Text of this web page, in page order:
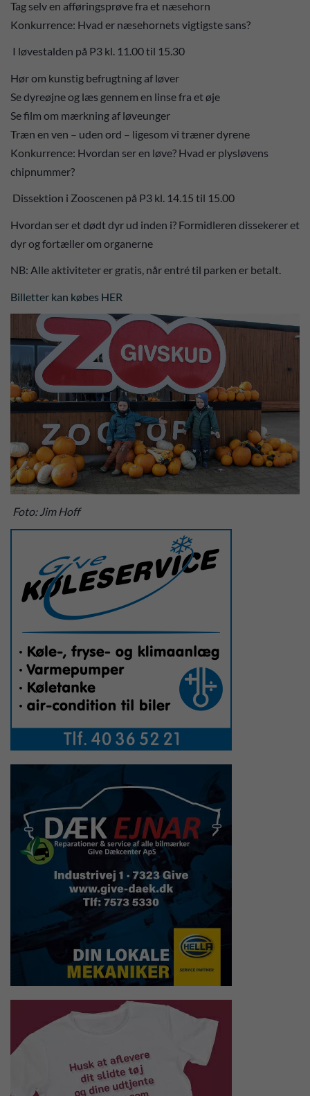
Tag selv en afføringsprøve fra et næsehorn
Konkurrence: Hvad er næsehornets vigtigste sans?
I løvestalden på P3 kl. 11.00 til 15.30
Hør om kunstig befrugtning af løver
Se dyreøjne og læs gennem en linse fra et øje
Se film om mærkning af løveunger
Træn en ven – uden ord – ligesom vi træner dyrene
Konkurrence: Hvordan ser en løve? Hvad er plysløvens
chipnummer?
Dissektion i Zooscenen på P3 kl. 14.15 til 15.00
Hvordan ser et dødt dyr ud inden i? Formidleren dissekerer et
dyr og fortæller om organerne
NB: Alle aktiviteter er gratis, når entré til parken er betalt.
Billetter kan købes HER
Foto: Jim Hoff